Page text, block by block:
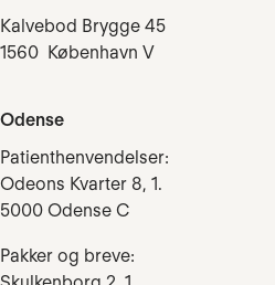
Kalvebod Brygge 45
1560 København V
Odense
Patienthenvendelser:
Odeons Kvarter 8, 1.
5000 Odense C
Pakker og breve: